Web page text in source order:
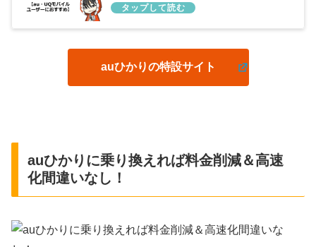
すめ】
auひかりの特設サイト
auひかりに乗り換えれば料金削減＆高速
化間違いなし！